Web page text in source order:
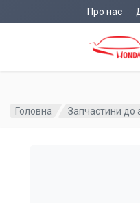
Про нас
Головна Запчастини до